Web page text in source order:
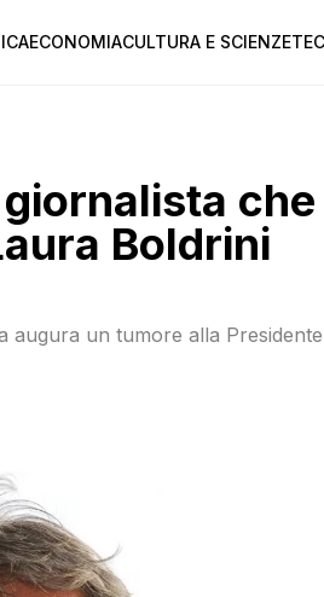
ECONOMIACULTURA E SCIENZE
Boldrini
augura un tumore alla